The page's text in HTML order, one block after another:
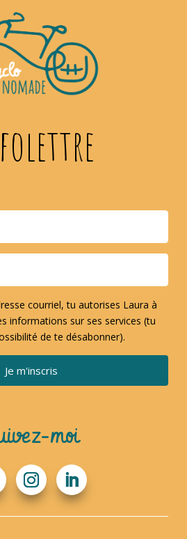
courriel, tu autorises Laura à
informations sur ses services (tu
de te désabonner).
Je m'inscris
moi